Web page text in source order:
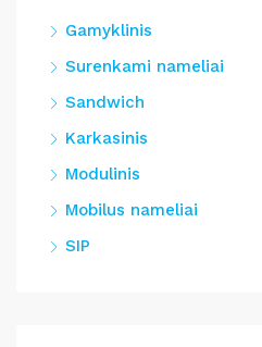
Gamyklinis
Surenkami nameliai
Sandwich
Karkasinis
Modulinis
Mobilus nameliai
SIP